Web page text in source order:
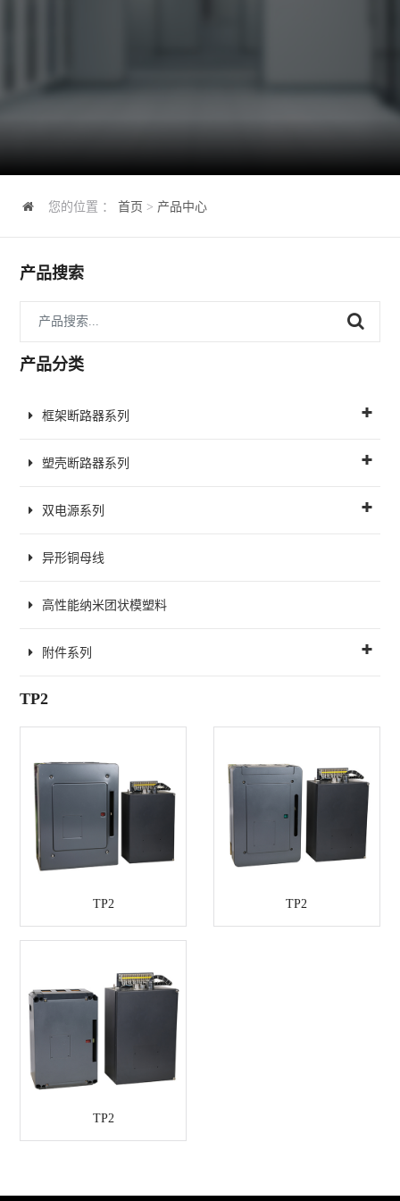
您的位置 ：首页 > 产品中心
产品搜索
产品分类
框架断路器系列
塑壳断路器系列
双电源系列
异形铜母线
高性能纳米团状模塑料
附件系列
TP2
TP2 TP2
TP2